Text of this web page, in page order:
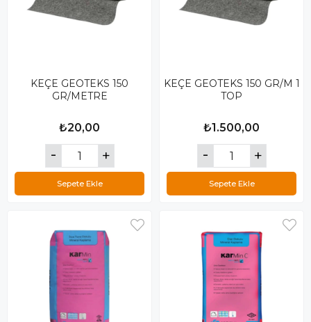
KEÇE GEOTEKS 150
GR/METRE
₺20,00
Sepete Ekle
KEÇE GEOTEKS 150 GR/M 1
TOP
₺1.500,00
Sepete Ekle